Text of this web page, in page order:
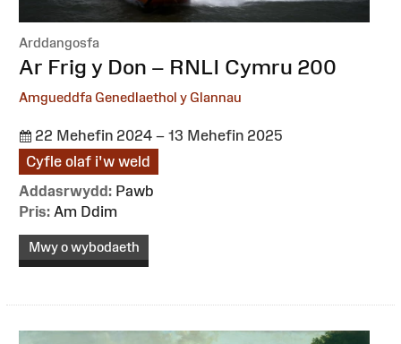
Arddangosfa
:Ar Frig y Don – RNLI Cymru 200
Amgueddfa Genedlaethol y Glannau
22 Mehefin 2024 – 13 Mehefin 2025
Cyfle olaf i'w weld
Addasrwydd: Pawb
Pris: Am Ddim
Mwy o wybodaeth